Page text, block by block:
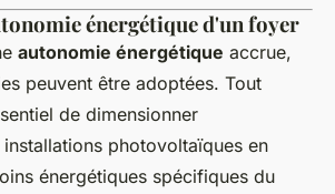
énergétique d'un foyer
autonomie énergétique accrue,
peuvent être adoptées. Tout
de dimensionner
photovoltaïques en
énergétiques spécifiques du